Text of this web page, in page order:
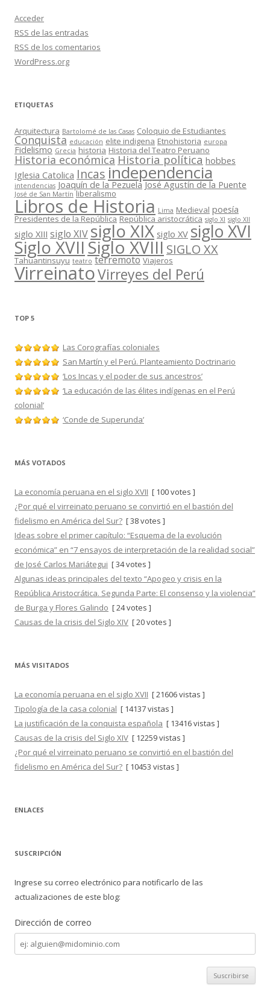
Acceder
RSS de las entradas
RSS de los comentarios
WordPress.org
ETIQUETAS
Arquitectura Bartolomé de las Casas Coloquio de Estudiantes
Conquista educación elite indigena Etnohistoria europa
Fidelismo Grecia historia Historia del Teatro Peruano
Historia económica Historia política hobbes
Iglesia Catolica Incasindependencia
intendencias Joaquín de la Pezuela José Agustín de la Puente
José de San Martín liberalismo
Libros de Historia Lima Medieval poesía
Presidentes de la República República aristocrática siglo XI siglo XII
siglo XIII siglo XIV siglo XIX siglo XV siglo XVI
Siglo XVIISiglo XVIIISIGLO XX
Tahuantinsuyu teatro terremoto Viajeros
VirreinatoVirreyes del Perú
TOP 5
Las Corografías coloniales
San Martín y el Perú. Planteamiento Doctrinario
‘Los Incas y el poder de sus ancestros’
‘La educación de las élites indígenas en el Perú
colonial’
‘Conde de Superunda’
MÁS VOTADOS
La economía peruana en el siglo XVII [ 100 votes ]
¿Por qué el virreinato peruano se convirtió en el bastión del
fidelismo en América del Sur? [ 38 votes ]
Ideas sobre el primer capítulo: “Esquema de la evolución
económica” en “7 ensayos de interpretación de la realidad social”
de José Carlos Mariátegui [ 34 votes ]
Algunas ideas principales del texto “Apogeo y crisis en la
República Aristocrática. Segunda Parte: El consenso y la violencia”
de Burga y Flores Galindo [ 24 votes ]
Causas de la crisis del Siglo XIV [ 20 votes ]
MÁS VISITADOS
La economía peruana en el siglo XVII [ 21606 vistas ]
Tipología de la casa colonial [ 14137 vistas ]
La justificación de la conquista española [ 13416 vistas ]
Causas de la crisis del Siglo XIV [ 12259 vistas ]
¿Por qué el virreinato peruano se convirtió en el bastión del
fidelismo en América del Sur? [ 10453 vistas ]
ENLACES
SUSCRIPCIÓN
Ingrese su correo electrónico para notificarlo de las
actualizaciones de este blog:
Dirección de correo
Dirección
de
correo